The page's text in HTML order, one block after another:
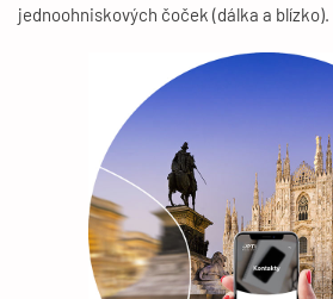
jednoohniskových čoček (dálka a blízko).